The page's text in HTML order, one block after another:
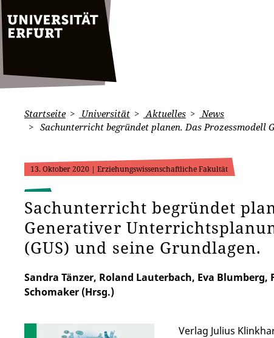
Startseite Universität Aktuelles
News
Sachunterricht begründet planen. Das
13. Oktober 2020 | Erziehungswissenschaftliche Fakultät
Sachunterricht begründet
Generativer
(GUS) und seine Grundlagen.
Sandra Tänzer, Roland Lauterbach, Eva
Schomaker (Hrsg.)
Verlag Julius